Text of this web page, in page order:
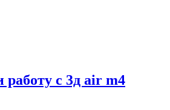
работу с 3д air m4